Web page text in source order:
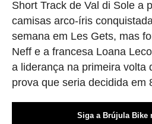
Short Track de Val di Sole a
camisas arco-íris
semana em Les Gets, mas
Neff e a francesa Loana
a liderança na primeira volta
prova que seria decidida em
Siga a Brújula Bike